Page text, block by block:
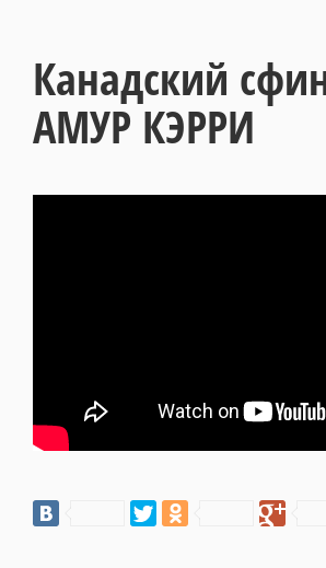
Канадский
АМУР КЭРРИ